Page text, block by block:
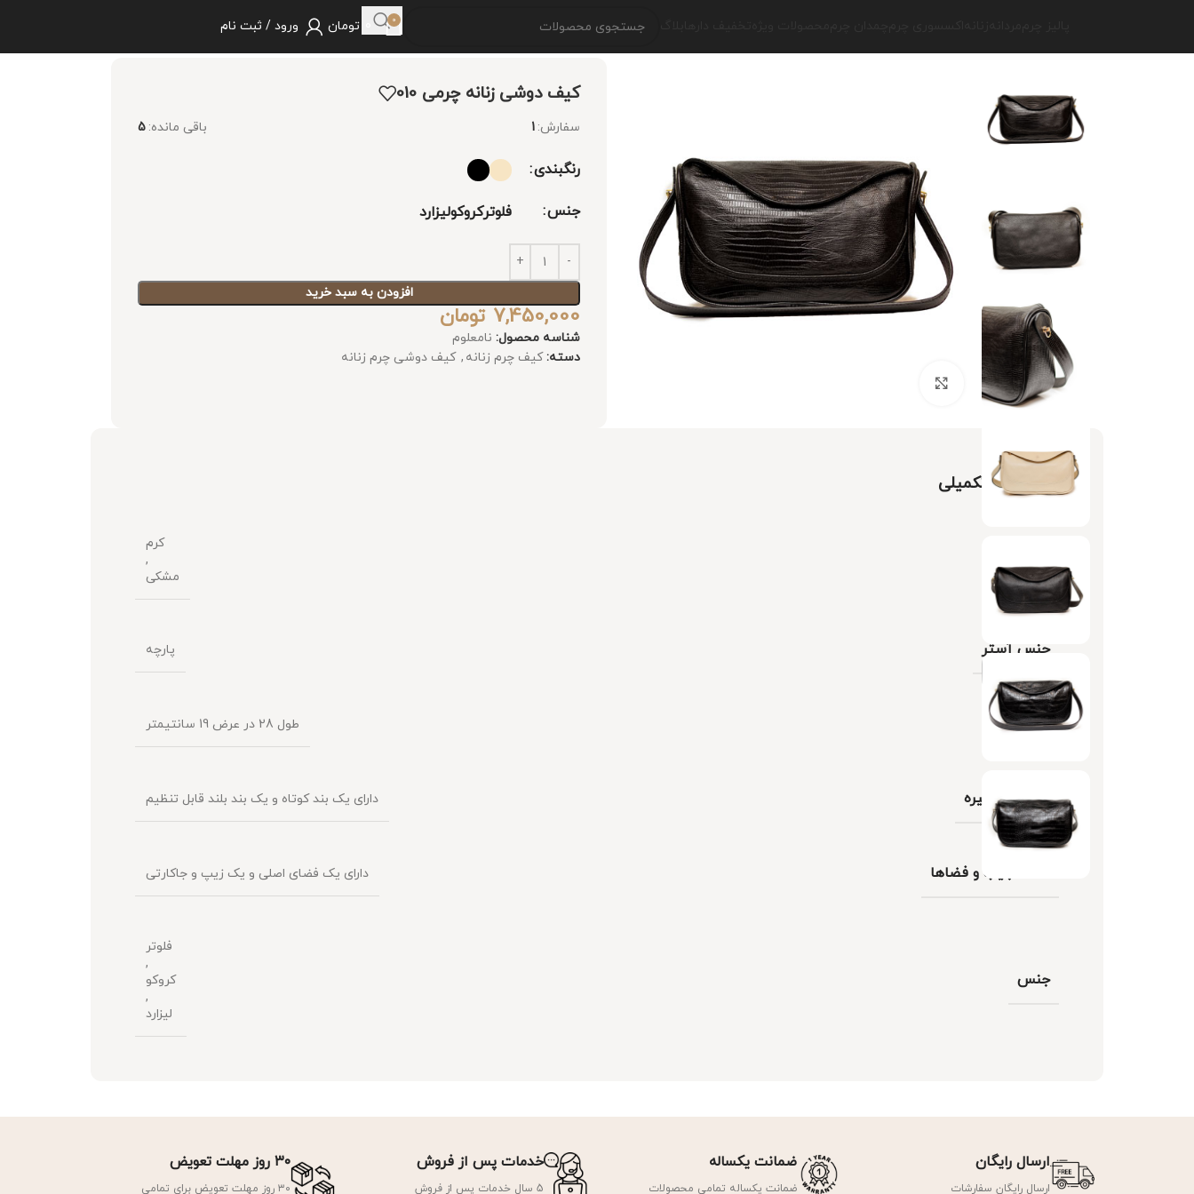
0 تومان ورود / ثبت نام
کیف دوشی زنانه چرمی 010
سفارش: 1 باقی مانده: 5
رنگبندی
جنس فلوترکروکولیزارد
افزودن به سبد خرید
7,450,000 تومان
شناسه محصول: نامعلوم
دسته: کیف چرم زنانه , کیف دوشی چرم زنانه
توضیحات تکمیلی
کرم
,
مشکی
جنس آستر پارچه
ابعاد طول 28 در عرض 19 سانتیمتر
بند و دستگیره دارای یک بند کوتاه و یک بند بلند قابل تنظیم
تعداد جیب و فضاها دارای یک فضای اصلی و یک زیپ و جاکارتی
جنس
فلوتر
,
کروکو
,
لیزارد
ارسال رایگان
ارسال رایگان سفارشات
ضمانت یکساله
ضمانت یکساله تمامی محصولات
خدمات پس از فروش
5 سال خدمات پس از فروش
۳۰ روز مهلت تعویض
۳۰ روز مهلت تعویض برای تمامی